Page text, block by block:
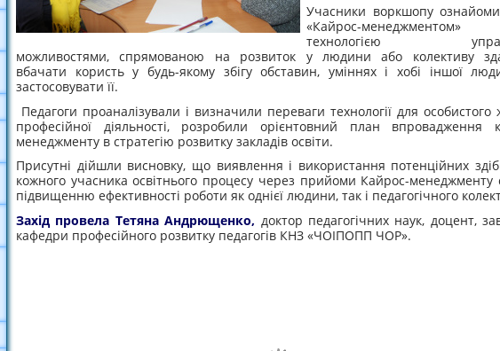
Учасники воркшопу
«Кайрос-
технологією
можливостями, спрямованою на розвиток у людини або колективу
вбачати користь у будь-якому збігу обставин, уміннях і хобі іншої
застосовувати її.
Педагоги проаналізували і визначили переваги технології для особистого
професійної діяльності, розробили орієнтовний план впровадження
менеджменту в стратегію розвитку закладів освіти.
Присутні дійшли висновку, що виявлення і використання потенційних
кожного учасника освітнього процесу через прийоми Кайрос-менеджменту
підвищенню ефективності роботи як однієї людини, так і педагогічного
Захід провела Тетяна Андрющенко, доктор педагогічних наук, доцент,
кафедри професійного розвитку педагогів КНЗ «ЧОІПОПП ЧОР».